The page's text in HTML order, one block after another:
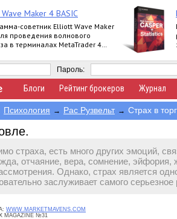
Maker 4 BASIC
советник Elliott Wave Maker
проведения волнового
в терминалах MetaTrader 4
Пароль:
Блоги Рейтинг брокеров Журнал
Психология → Рас Рузвельт → Страх в
страха, есть много других эмоций,
отчаяние, вера, сомнение, эйфория,
Однако, страх является
заслуживает самого
WWW.MARKETMAVENS.COM
MAGAZINE №31